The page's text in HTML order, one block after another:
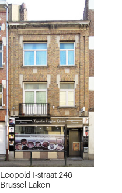
Leopold I-straat 246
Brussel Laken